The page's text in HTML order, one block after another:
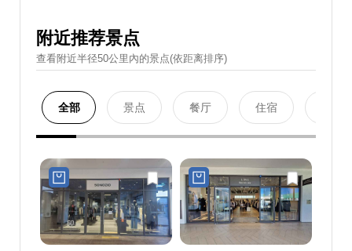
附近推荐景点
查看附近半径50公里內的景点(依距离排序)
全部 景点 餐厅 住宿